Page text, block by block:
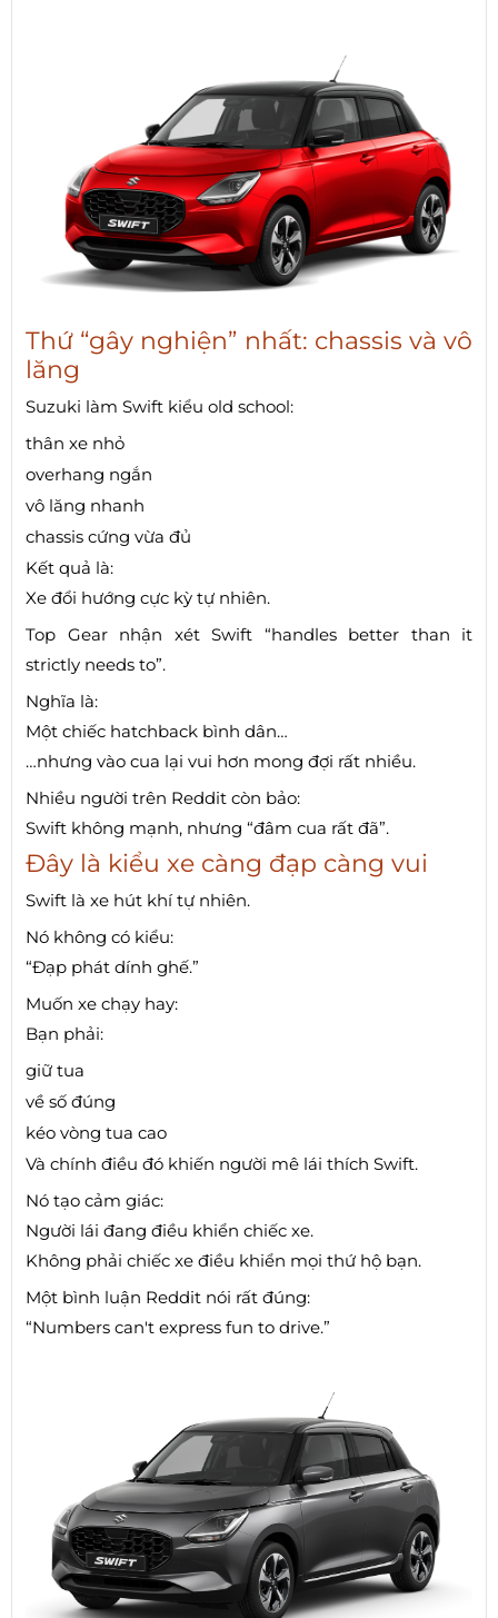
Thứ “gây nghiện” nhất: chassis và vô
lăng
Suzuki làm Swift kiểu old school:
thân xe nhỏ
overhang ngắn
vô lăng nhanh
chassis cứng vừa đủ
Kết quả là:
Xe đổi hướng cực kỳ tự nhiên.
Top Gear nhận xét Swift “handles better than it
strictly needs to”.
Nghĩa là:
Một chiếc hatchback bình dân…
…nhưng vào cua lại vui hơn mong đợi rất nhiều.
Nhiều người trên Reddit còn bảo:
Swift không mạnh, nhưng “đâm cua rất đã”.
Đây là kiểu xe càng đạp càng vui
Swift là xe hút khí tự nhiên.
Nó không có kiểu:
“Đạp phát dính ghế.”
Muốn xe chạy hay:
Bạn phải:
giữ tua
về số đúng
kéo vòng tua cao
Và chính điều đó khiến người mê lái thích Swift.
Nó tạo cảm giác:
Người lái đang điều khiển chiếc xe.
Không phải chiếc xe điều khiển mọi thứ hộ bạn.
Một bình luận Reddit nói rất đúng:
“Numbers can't express fun to drive.”